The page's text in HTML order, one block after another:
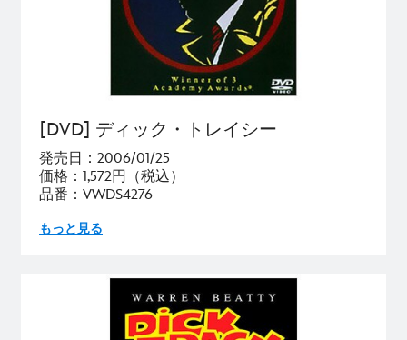
[DVD] ディック・トレイシー
発売日：2006/01/25
価格：1,572円（税込）
品番：VWDS4276
もっと見る